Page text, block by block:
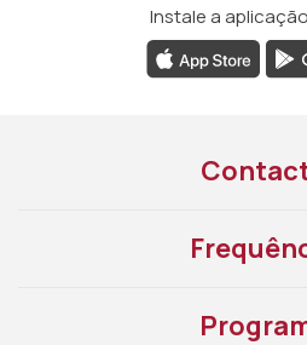
Instale a aplicação